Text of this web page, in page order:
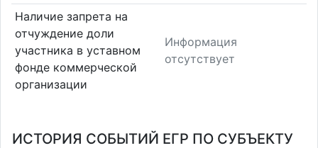
Наличие запрета на
отчуждение доли
участника в уставном
фонде коммерческой
организации
Информация
отсутствует
ИСТОРИЯ СОБЫТИЙ ЕГР ПО СУБЪЕКТУ